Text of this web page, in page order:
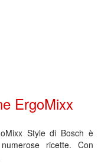
ErgoMixx
Style di Bosch è
ricette. Con